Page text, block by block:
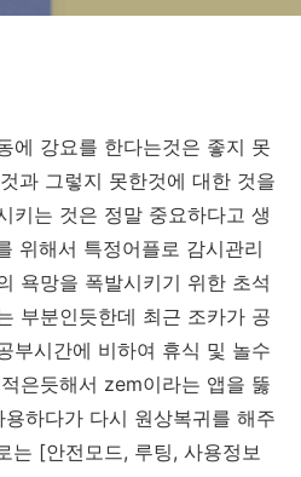
에 강요를 한다는것은 좋지 못
과 그렇지 못한것에 대한 것을
키는 것은 정말 중요하다고 생
위해서 특정어플로 감시관리
욕망을 폭발시키기 위한 초석
부분인듯한데 최근 조카가 공
부시간에 비하여 휴식 및 놀수
은듯해서 zem이라는 앱을 뚫
하다가 다시 원상복귀를 해주
는 [안전모드, 루팅, 사용정보